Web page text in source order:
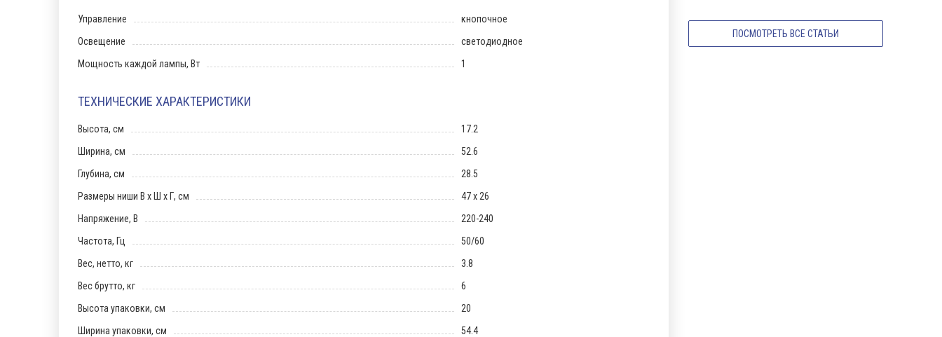
Управление
кнопочное
Освещение
светодиодное
Мощность каждой лампы, Вт
1
ТЕХНИЧЕСКИЕ ХАРАКТЕРИСТИКИ
Высота, см
17.2
Ширина, см
52.6
Глубина, см
28.5
Размеры ниши В х Ш х Г, см
47 x 26
Напряжение, В
220-240
Частота, Гц
50/60
Вес, нетто, кг
3.8
Вес брутто, кг
6
Высота упаковки, см
20
Ширина упаковки, см
54.4
ПОСМОТРЕТЬ ВСЕ СТАТЬИ